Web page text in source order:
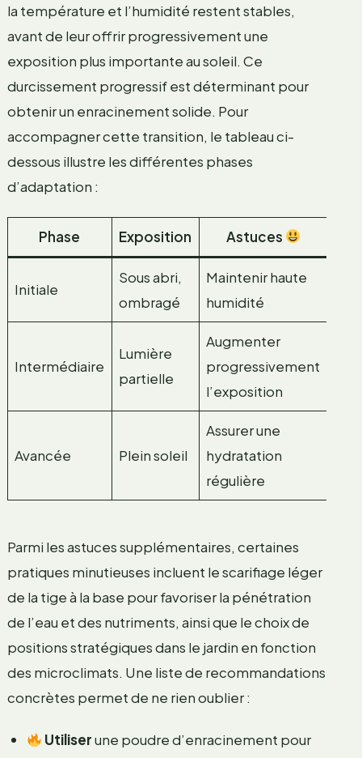
la température et l’humidité restent stables,
avant de leur offrir progressivement une
exposition plus importante au soleil. Ce
durcissement progressif est déterminant pour
obtenir un enracinement solide. Pour
accompagner cette transition, le tableau ci-
dessous illustre les différentes phases
d’adaptation :
Phase Exposition Astuces
Initiale
Sous abri,
ombragé
Maintenir haute
humidité
Intermédiaire
Lumière
partielle
Augmenter
progressivement
l’exposition
Avancée Plein soleil
Assurer une
hydratation
régulière
Parmi les astuces supplémentaires, certaines
pratiques minutieuses incluent le scarifiage léger
de la tige à la base pour favoriser la pénétration
de l’eau et des nutriments, ainsi que le choix de
positions stratégiques dans le jardin en fonction
des microclimats. Une liste de recommandations
concrètes permet de ne rien oublier :
Utiliserune poudre d’enracinement pour